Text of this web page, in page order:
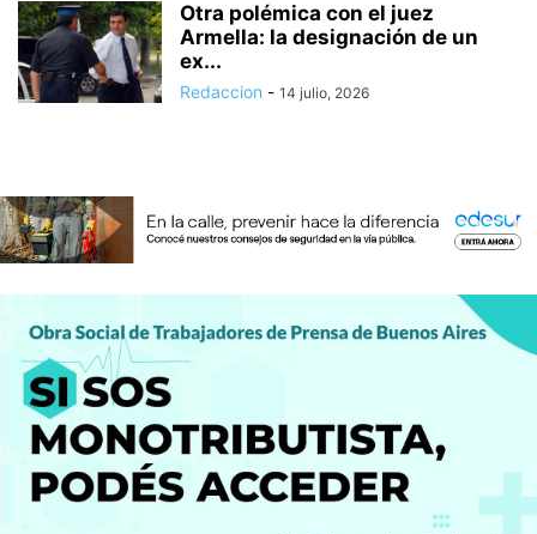
Otra polémica con el juez
Armella: la designación de un
ex...
Redaccion - 14 julio, 2026